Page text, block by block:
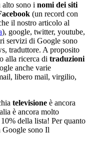
sono i nomi dei siti
(un record con
il nostro articolo al
), google, twitter, youtube,
servizi di Google sono
traduttore. A proposito
alla ricerca di traduzioni
anche varie
libero mail, virgilio,
televisione è ancora
è ancora molto
della lista! Per quanto
Google sono Il